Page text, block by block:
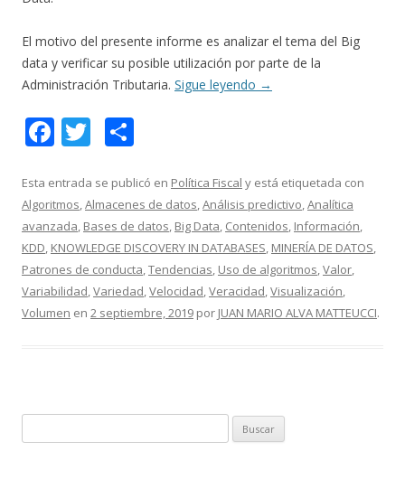
El motivo del presente informe es analizar el tema del Big
data y verificar su posible utilización por parte de la
Administración Tributaria. Sigue leyendo →
F
e
b
o
o
k
T
itt
er
m
p
ar
ti
r
Esta entrada se publicó en Política Fiscal y está etiquetada con
Algoritmos Almacenes de datos Análisis predictivo Analítica
avanzada Bases de datos Big Data Contenidos Información
KDD KNOWLEDGE DISCOVERY IN DATABASES MINERÍA DE DATOS
Patrones de conducta Tendencias Uso de algoritmos Valor
Variabilidad Variedad Velocidad Veracidad Visualización
Volumen en 2 septiembre, 2019 por JUAN MARIO ALVA MATTEUCCI.
u